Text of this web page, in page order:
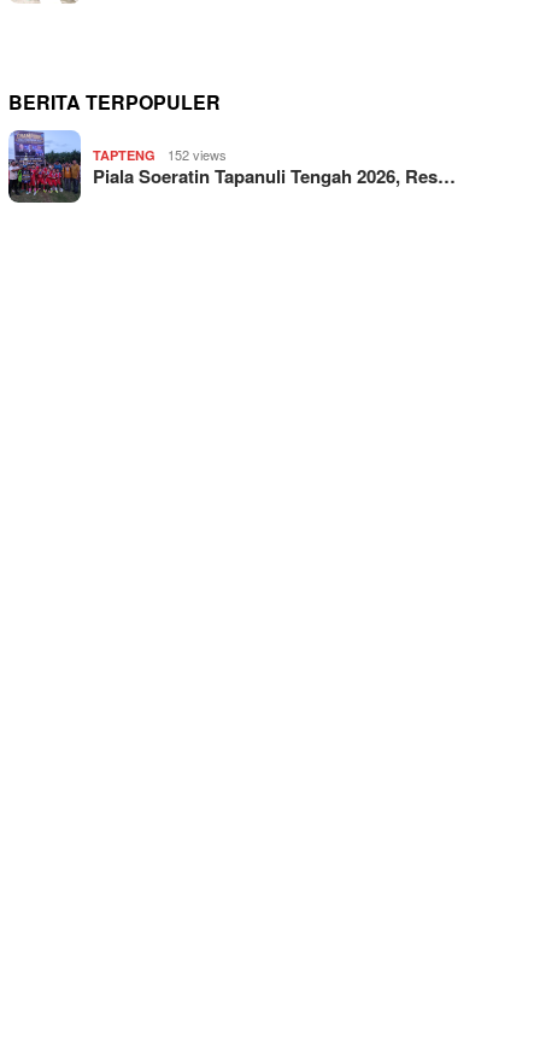
BERITA TERPOPULER
TAPTENG 152 views
Piala Soeratin Tapanuli Tengah 2026, Res…